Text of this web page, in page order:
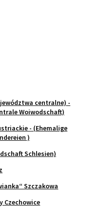
centralne) -
Woiwodschaft)
- (Ehemalige
)
Schlesien)
Szczakowa
Czechowice